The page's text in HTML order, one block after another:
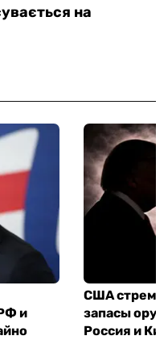
и
США
запасы
Россия и